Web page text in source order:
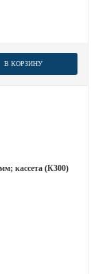
В КОРЗИНУ
кассета (К300)